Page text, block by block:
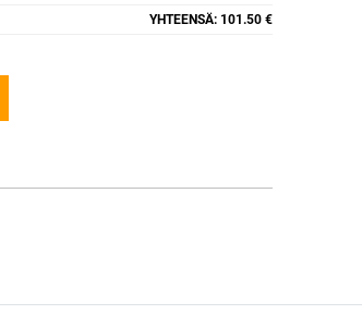
YHTEENSÄ: 101.50 €